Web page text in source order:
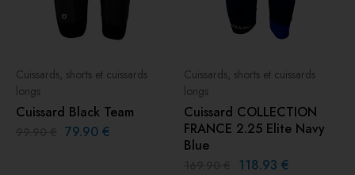
Cuissards, shorts et cuissards
longs
Cuissard Black Team
79.90 €
Cuissards, shorts et cuissards
longs
Cuissard COLLECTION
FRANCE 2.25 Elite Navy
Blue
118.93 €